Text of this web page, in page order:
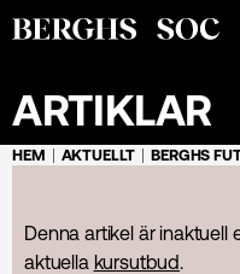
ARTIKLAR
HEM AKTUELLT BERGHS
Denna artikel är inaktuell
aktuella kursutbud.